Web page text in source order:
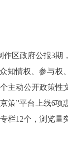
区政府公报3期
知情权、参与权
主动公开政策性
策”平台上线6项
栏12个，浏览量